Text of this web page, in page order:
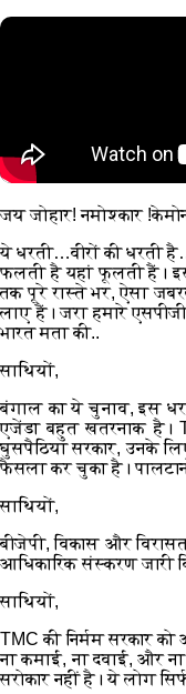
जय जोहार! नमोश्कार
ये धरती…वीरों की धरती
फलती है यहां फूलती हैं।
तक पूरे रास्ते भर, ऐसा
लाए हैं। जरा हमारे
भारत मता की..
साथियों,
बंगाल का ये चुनाव, इस
एजेंडा बहुत खतरनाक है।
घुसपैठिया सरकार, उनके
फैसला कर चुका है। पालटानो
साथियों,
बीजेपी, विकास और
आधिकारिक संस्करण जारी
साथियों,
TMC की निर्मम सरकार
ना कमाई, ना दवाई, और
सरोकार नहीं है। ये लोग